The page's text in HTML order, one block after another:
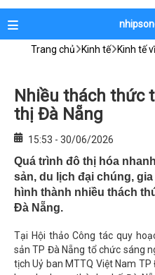
Trang chủ Kinh tế Kinh tế
Nhiều thách thức
thị Đà Nẵng
15:53 - 30/06/2026
Quá trình đô thị hóa
sản, du lịch đại chúng,
hình thành nhiều thách
Đà Nẵng.
Tại Hội thảo Công tác quy
sản TP Đà Nẵng tổ chức sáng
tịch Uỷ ban MTTQ Việt Nam